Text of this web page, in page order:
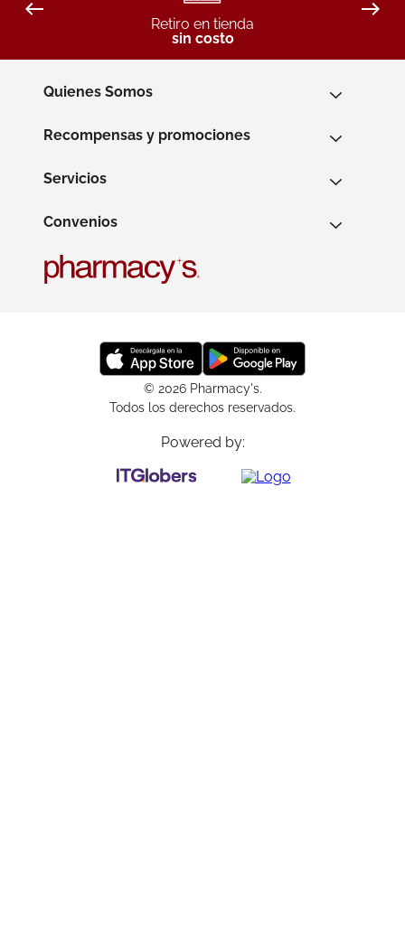
Retiro en tienda
sin costo
Quienes Somos
Recompensas y promociones
Servicios
Convenios
© 2026 Pharmacy's.
Todos los derechos reservados.
Powered by: